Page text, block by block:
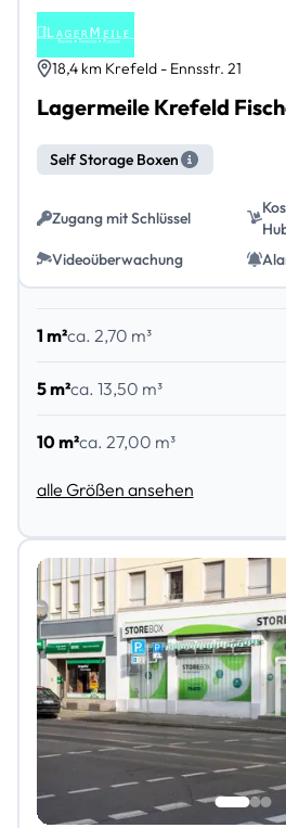
18,4 km Krefeld - Ennsstr. 21
Lagermeile Krefeld
Self Storage Boxen
Zugang mit Schlüssel
Videoüberwachung
1 m²ca. 2,70 m³
5 m²ca. 13,50 m³
10 m²ca. 27,00 m³
alle Größen ansehen